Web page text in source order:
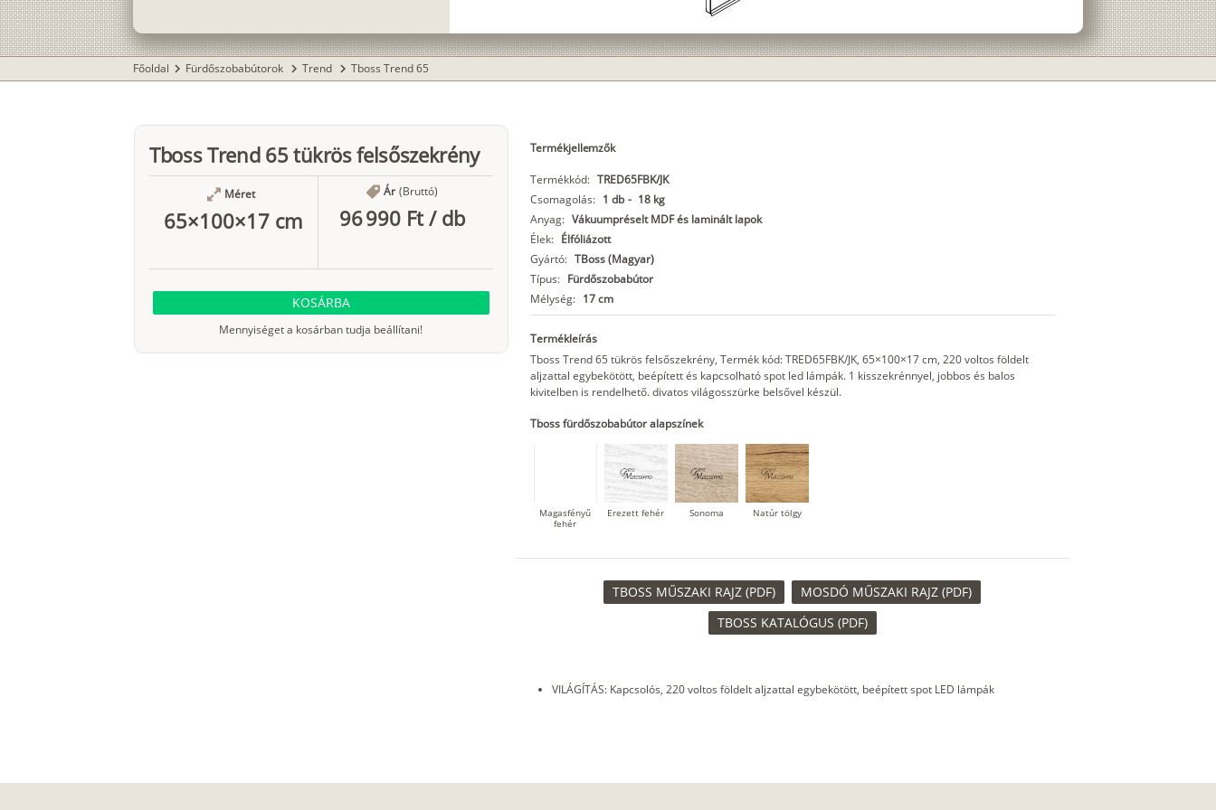
Főoldal chevron_right Fürdőszobabútorok chevron_right Trend chevron_right Tboss Trend 65
Tboss Trend 65 tükrös felsőszekrény
Méret
65×100×17 cm
Ár (Bruttó)
96 990 Ft/ db
KOSÁRBA
Mennyiséget a kosárban tudja beállítani!
Termékjellemzők
Termékkód: TRED65FBK/JK
Csomagolás: 1 db - 18 kg
Anyag: Vákuumpréselt MDF és laminált lapok
Élek: Élfóliázott
Gyártó: TBoss (Magyar)
Típus: Fürdőszobabútor
Mélység: 17 cm
Termékleírás
Tboss Trend 65 tükrös felsőszekrény, Termék kód: TRED65FBK/JK, 65×100×17 cm, 220 voltos földelt
aljzattal egybekötött, beépített és kapcsolható spot led lámpák. 1 kisszekrénnyel, jobbos és balos
kivitelben is rendelhető. divatos világosszürke belsővel készül.
Tboss fürdőszobabútor alapszínek
Magasfényű
fehér
Erezett fehér Sonoma Natúr tölgy
TBOSS MŰSZAKI RAJZ (PDF)
MOSDÓ MŰSZAKI RAJZ (PDF)
TBOSS KATALÓGUS (PDF)
VILÁGÍTÁS: Kapcsolós, 220 voltos földelt aljzattal egybekötött, beépített spot LED lámpák